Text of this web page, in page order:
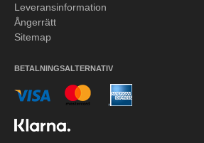
Leveransinformation
Ångerrätt
Sitemap
BETALNINGSALTERNATIV